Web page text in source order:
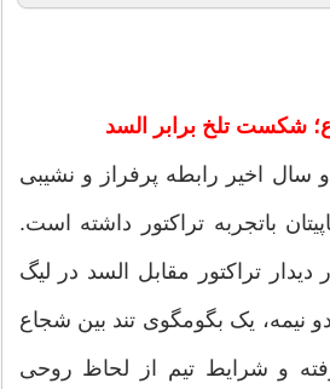
شکست تلخ برابر السد
سال اخیر رابطه پرفراز و نشیبی
باتجربه تراکتور داشته است.
تراکتور مقابل السد در لیگ
نیمه، یک بگومگوی تند بین شجاع
و شرایط تیم از لحاظ روحی